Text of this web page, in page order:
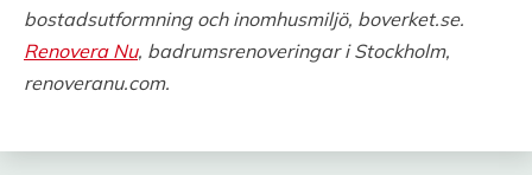
bostadsutformning och inomhusmiljö, boverket.se.
Renovera Nu, badrumsrenoveringar i Stockholm,
renoveranu.com.